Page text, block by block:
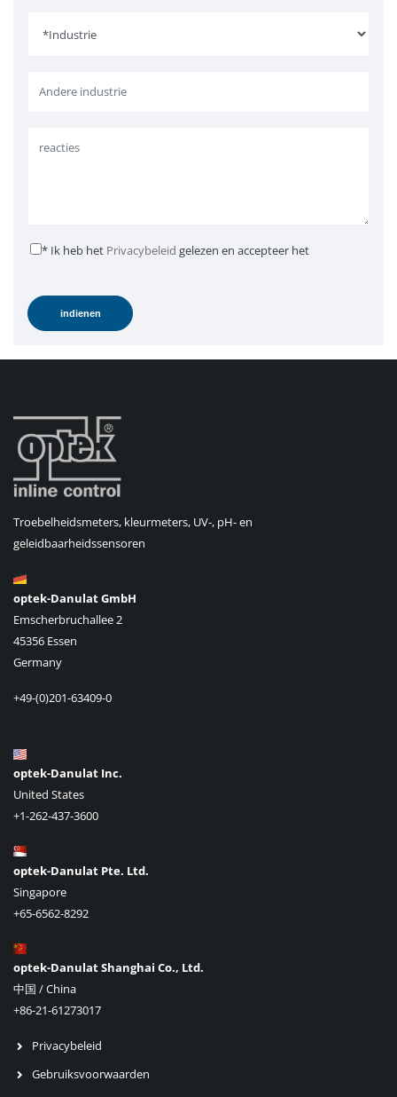
* Ik heb het Privacybeleid gelezen en accepteer het
Troebelheidsmeters, kleurmeters, UV-, pH- en
geleidbaarheidssensoren
optek-Danulat GmbH
Emscherbruchallee 2
45356 Essen
Germany
+49-(0)201-63409-0
optek-Danulat Inc.
United States
+1-262-437-3600
optek-Danulat Pte. Ltd.
Singapore
+65-6562-8292
optek-Danulat Shanghai Co., Ltd.
中国 / China
+86-21-61273017
Privacybeleid
Gebruiksvoorwaarden